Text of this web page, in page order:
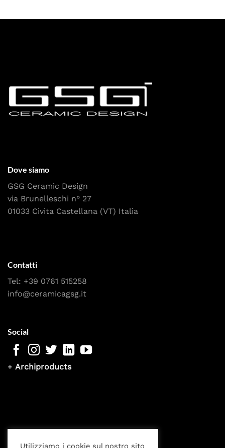
Dove siamo
GSG Ceramic Design
via Brunelleschi n° 27
01033 Civita Castellana (VT) Italia
Contatti
Tel: +39 0761 515258
info@ceramicagsg.it
Social
+ Archiproducts
Utilizziamo i cookie sul nostro sito